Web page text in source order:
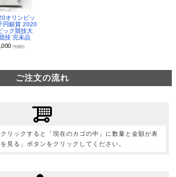
オリンピッ
円銀貨 2020
ック競技大
技 完未品
円(税別)
ご注文の流れ
リックすると「現在のカゴの中」に数量と金額が表
見る」ボタンをクリックしてください。